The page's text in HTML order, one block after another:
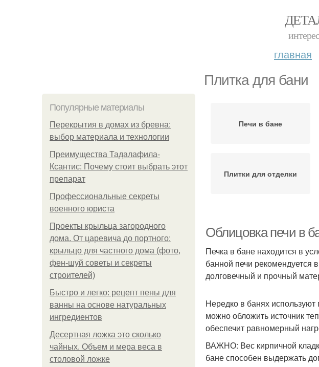
главная
Плитка для бани
Популярные материалы
Перекрытия в домах из бревна:
выбор материала и технологии
Преимущества Тадалафила-
Ксантис: Почему стоит выбрать этот
препарат
Профессиональные секреты
военного юриста
Проекты крыльца загородного
дома. От царевича до портного:
крыльцо для частного дома (фото,
фен-шуй советы и секреты
строителей)
Быстро и легко: рецепт пены для
ванны на основе натуральных
ингредиентов
Десертная ложка это сколько
чайных. Объем и мера веса в
столовой ложке
Печи в бане
Плитки для отделки
Облицовка печи в
Печка в бане находится в
банной печи рекомендуется
долговечный и прочный
Нередко в банях
можно обложить источник
обеспечит равномерный
ВАЖНО: Вес кирпичной
бане способен выдержать